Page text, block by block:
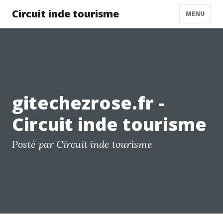
Circuit inde tourisme MENU
gitechezrose.fr -
Circuit inde tourisme
Posté par Circuit inde tourisme